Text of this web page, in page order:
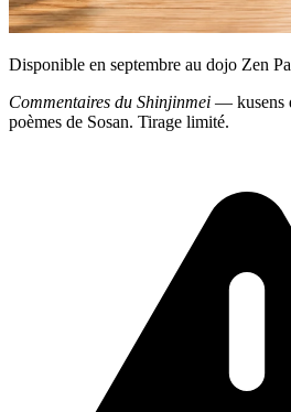
Disponible en septembre au dojo Zen
Commentaires du Shinjinmei — kusens
poèmes de Sosan. Tirage limité.